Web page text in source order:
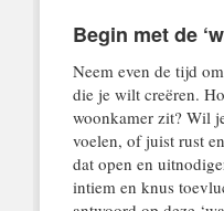
Begin met de
Neem even de tijd
die je wilt creëren.
woonkamer zit? Wil
voelen, of juist rust
dat open en
intiem en knus